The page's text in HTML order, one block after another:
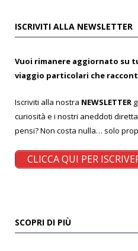
ISCRIVITI ALLA NEWSLETTER
Vuoi rimanere aggiornato su
viaggio particolari che
Iscriviti alla nostra NEWSLETTER
curiosità e i nostri aneddoti
pensi? Non costa nulla… solo
CLICCA QUI PER
SCOPRI DI PIÙ